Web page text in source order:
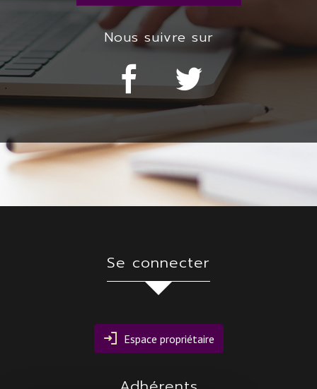
nous suivre sur
se connecter
Espace propriétaire